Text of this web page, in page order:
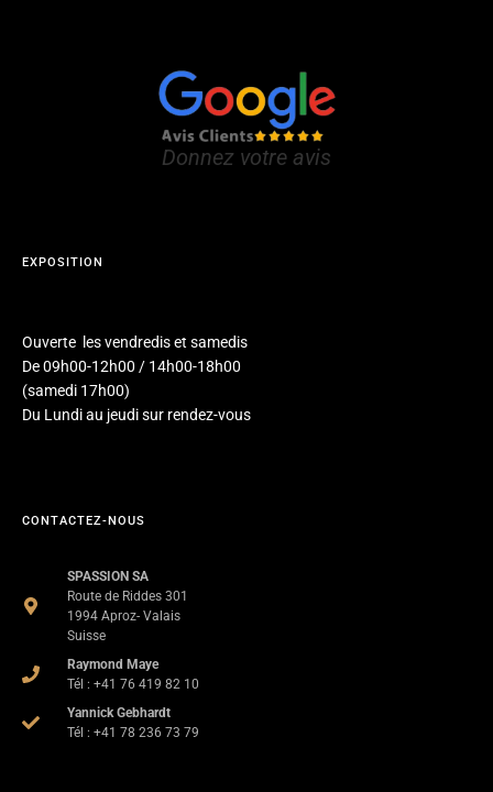
CONTACTEZ-NOUS
SPASSION SA
Route de Riddes 301
1994 Aproz- Valais
Suisse
Raymond Maye
Tél : +41 76 419 82 10
Yannick Gebhardt
Tél : +41 78 236 73 79
EXPOSITION
Ouverte les vendredis et samedis
De 09h00-12h00 / 14h00-18h00
(samedi 17h00)
Du Lundi au jeudi sur rendez-vous
Donnez votre avis